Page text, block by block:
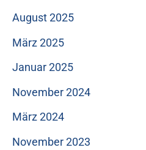
August 2025
März 2025
Januar 2025
November 2024
März 2024
November 2023